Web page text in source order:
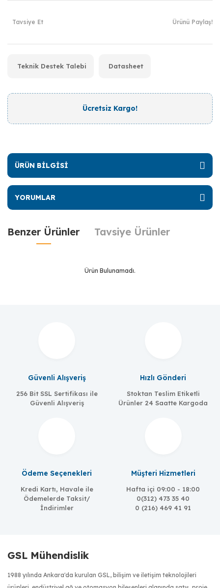
Tavsiye Et Ürünü Paylaş!
Teknik Destek Talebi Datasheet
Ücretsiz Kargo!
ÜRÜN BİLGİSİ
YORUMLAR
Benzer Ürünler Tavsiye Ürünler
Ürün Bulunamadı.
Güvenli Alışveriş
256 Bit SSL Sertifikası ile
Güvenli Alışveriş
Hızlı Gönderi
Stoktan Teslim Etiketli
Ürünler 24 Saatte Kargoda
Ödeme Seçenekleri
Kredi Kartı, Havale ile
Ödemelerde Taksit/
İndirimler
Müşteri Hizmetleri
Hafta içi 09:00 - 18:00
0(312) 473 35 40
0 (216) 469 41 91
GSL Mühendislik
1988 yılında Ankara'da kurulan GSL, bilişim ve iletişim teknolojileri